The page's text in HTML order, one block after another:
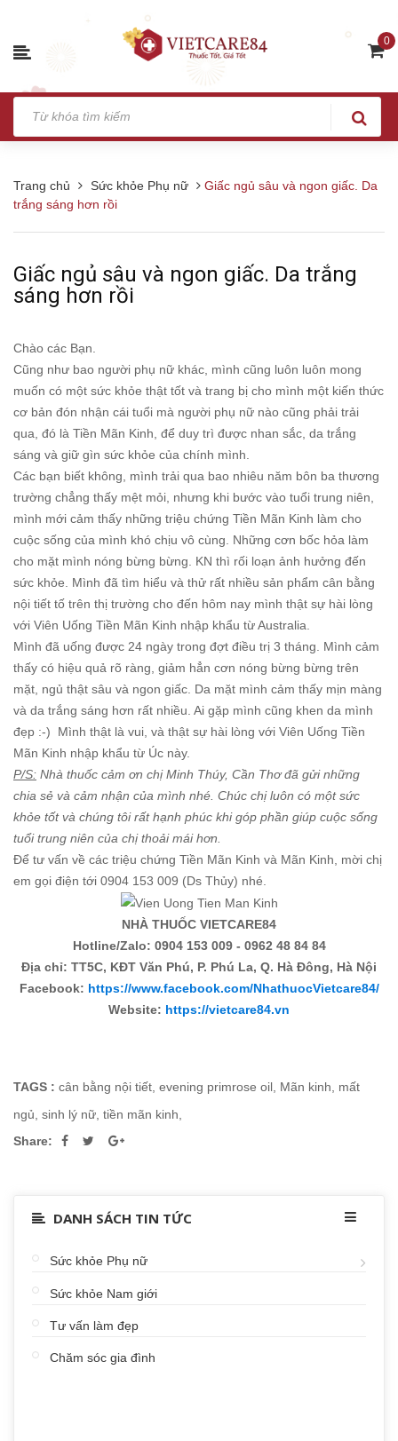
0
Trang chủ Sức khỏe Phụ nữ
Giấc ngủ sâu và ngon giấc. Da
trắng sáng hơn rồi
Giấc ngủ sâu và ngon giấc. Da trắng
sáng hơn rồi
Chào các Bạn.
Cũng như bao người phụ nữ khác, mình cũng luôn luôn mong
muốn có một sức khỏe thật tốt và trang bị cho mình một kiến thức
cơ bản đón nhận cái tuổi mà người phụ nữ nào cũng phải trải
qua, đó là Tiền Mãn Kinh, để duy trì được nhan sắc, da trắng
sáng và giữ gìn sức khỏe của chính mình.
Các bạn biết không, mình trải qua bao nhiêu năm bôn ba thương
trường chẳng thấy mệt mỏi, nhưng khi bước vào tuổi trung niên,
mình mới cảm thấy những triệu chứng Tiền Mãn Kinh làm cho
cuộc sống của mình khó chịu vô cùng. Những cơn bốc hỏa làm
cho mặt mình nóng bừng bừng. KN thì rối loạn ảnh hưởng đến
sức khỏe. Mình đã tìm hiểu và thử rất nhiều sản phẩm cân bằng
nội tiết tố trên thị trường cho đến hôm nay mình thật sự hài lòng
với Viên Uống Tiền Mãn Kinh nhập khẩu từ Australia.
Mình đã uống được 24 ngày trong đợt điều trị 3 tháng. Mình cảm
thấy có hiệu quả rõ ràng, giảm hẳn cơn nóng bừng bừng trên
mặt, ngủ thật sâu và ngon giấc. Da mặt mình cảm thấy mịn màng
và da trắng sáng hơn rất nhiều. Ai gặp mình cũng khen da mình
đẹp :-) Mình thật là vui, và thật sự hài lòng với Viên Uống Tiền
Mãn Kinh nhập khẩu từ Úc này.
P/S: Nhà thuốc cảm ơn chị Minh Thúy, Cần Thơ đã gửi những
chia sẻ và cảm nhận của mình nhé. Chúc chị luôn có một sức
khỏe tốt và chúng tôi rất hạnh phúc khi góp phần giúp cuộc sống
tuổi trung niên của chị thoải mái hơn.
Để tư vấn về các triệu chứng Tiền Mãn Kinh và Mãn Kinh, mời chị
em gọi điện tới 0904 153 009 (Ds Thủy) nhé.
NHÀ THUỐC VIETCARE84
Hotline/Zalo: 0904 153 009 - 0962 48 84 84
Địa chỉ: TT5C, KĐT Văn Phú, P. Phú La, Q. Hà Đông, Hà Nội
Facebook: https://www.facebook.com/NhathuocVietcare84/
Website: https://vietcare84.vn
TAGS : cân bằng nội tiết evening primrose oil Mãn kinh
mất
ngủ sinh lý nữ tiền mãn kinh
Share:
DANH SÁCH TIN TỨC
Sức khỏe Phụ nữ
Sức khỏe Nam giới
Tư vấn làm đẹp
Chăm sóc gia đình